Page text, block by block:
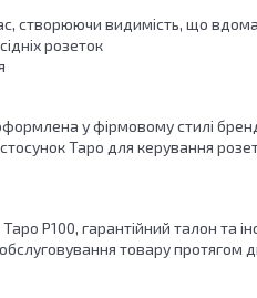
створюючи видимість, що вдома
розеток
у фірмовому стилі
Tapo для керування
P100, гарантійний талон та
товару протягом